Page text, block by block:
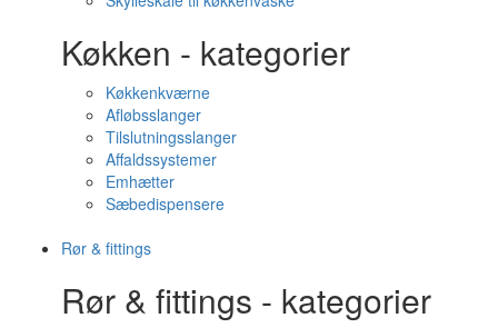
Køkken - kategorier
Køkkenkværne
Afløbsslanger
Tilslutningsslanger
Affaldssystemer
Emhætter
Sæbedispensere
Rør & fittings
Rør & fittings - kategorier